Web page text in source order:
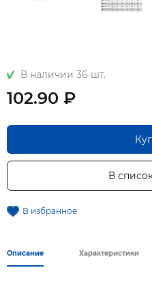
В наличии 36 шт.
102.90 ₽
В
В избранное
Описание Характеристики